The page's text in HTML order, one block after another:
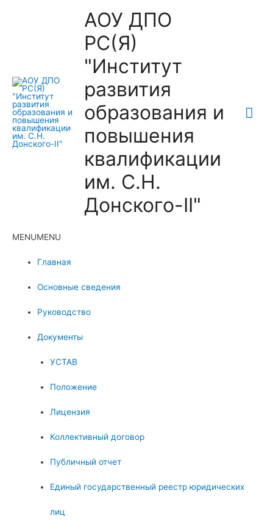
АОУ ДПО
РС(Я)
"Институт
развития
образования и
повышения
квалификации
им. С.Н.
Донского-II"
MENUMENU
Главная
Основные сведения
Руководство
Документы
УСТАВ
Положение
Лицензия
Коллективный договор
Публичный отчет
Единый государственный реестр юридических
лиц